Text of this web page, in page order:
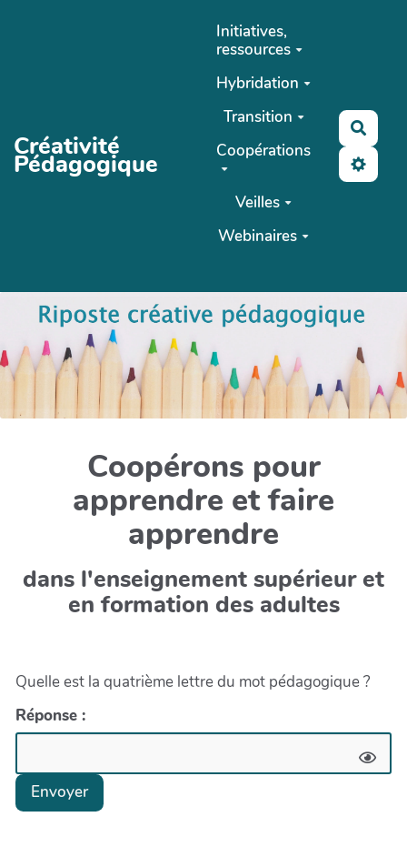
Créativité
Pédagogique
Initiatives,
ressources
Hybridation
Transition
Coopérations
Veilles
Webinaires
Coopérons pour
apprendre et faire
apprendre
dans l'enseignement supérieur et
en formation des adultes
Quelle est la quatrième lettre du mot pédagogique ?
Réponse :
Envoyer